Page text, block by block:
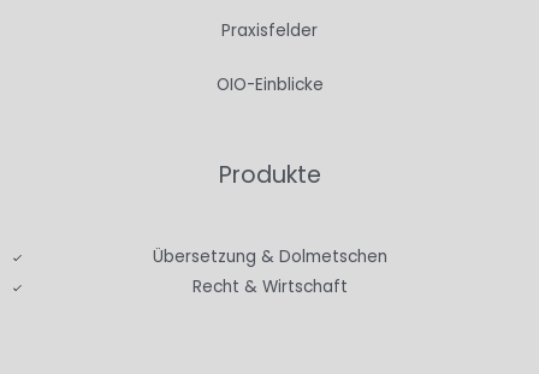
Praxisfelder
OIO-Einblicke
Produkte
Übersetzung & Dolmetschen
Recht & Wirtschaft